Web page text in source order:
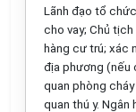
Lãnh đạo tổ
cho vay; Chủ
hàng cư trú; xác
địa phương (nếu
quan phòng
quan thú y. Ngân